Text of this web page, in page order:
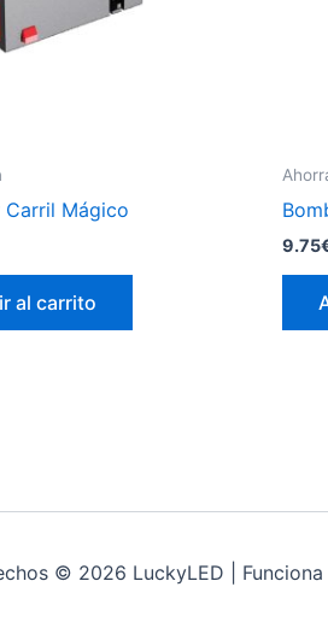
Mágico
al carrito
9.75
© 2026 LuckyLED | Funciona